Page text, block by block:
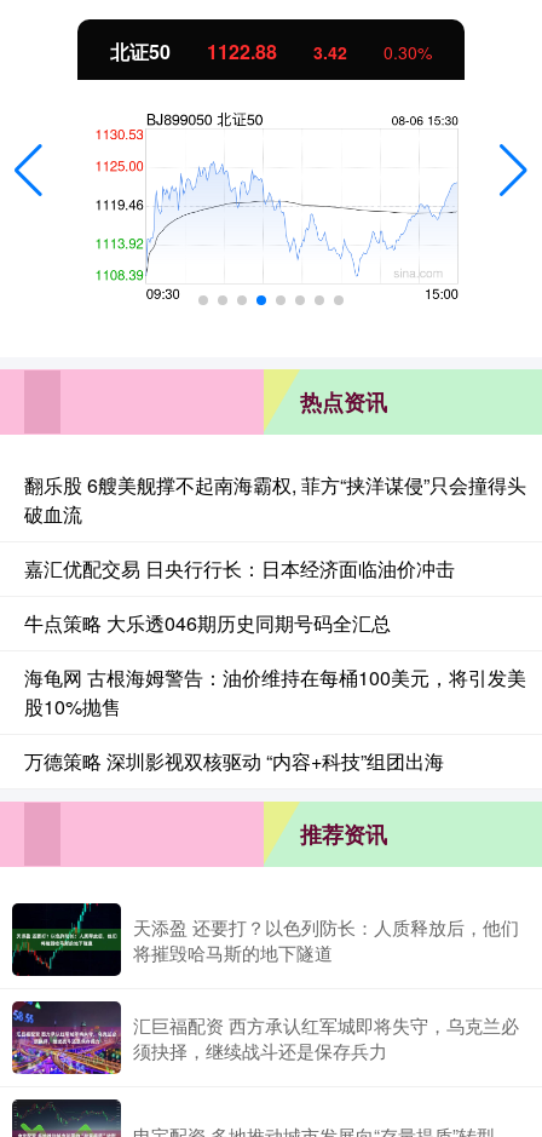
北证50 1122.88 3.42 0.30%
热点资讯
翻乐股 6艘美舰撑不起南海霸权, 菲方“挟洋谋侵”只会撞得头
破血流
嘉汇优配交易 日央行行长：日本经济面临油价冲击
牛点策略 大乐透046期历史同期号码全汇总
海龟网 古根海姆警告：油价维持在每桶100美元，将引发美
股10%抛售
万德策略 深圳影视双核驱动 “内容+科技”组团出海
推荐资讯
天添盈 还要打？以色列防长：人质释放后，他们
将摧毁哈马斯的地下隧道
汇巨福配资 西方承认红军城即将失守，乌克兰必
须抉择，继续战斗还是保存兵力